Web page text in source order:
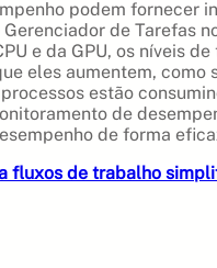
podem fornecer
de Tarefas
e da GPU, os níveis
eles aumentem,
estão
de
de forma
fluxos de trabalho